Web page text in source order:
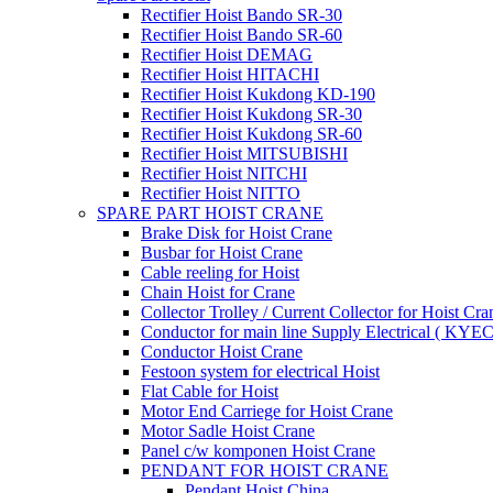
Rectifier Hoist Bando SR-30
Rectifier Hoist Bando SR-60
Rectifier Hoist DEMAG
Rectifier Hoist HITACHI
Rectifier Hoist Kukdong KD-190
Rectifier Hoist Kukdong SR-30
Rectifier Hoist Kukdong SR-60
Rectifier Hoist MITSUBISHI
Rectifier Hoist NITCHI
Rectifier Hoist NITTO
SPARE PART HOIST CRANE
Brake Disk for Hoist Crane
Busbar for Hoist Crane
Cable reeling for Hoist
Chain Hoist for Crane
Collector Trolley / Current Collector for Hoist
Conductor for main line Supply Electrical (
Conductor Hoist Crane
Festoon system for electrical Hoist
Flat Cable for Hoist
Motor End Carriege for Hoist Crane
Motor Sadle Hoist Crane
Panel c/w komponen Hoist Crane
PENDANT FOR HOIST CRANE